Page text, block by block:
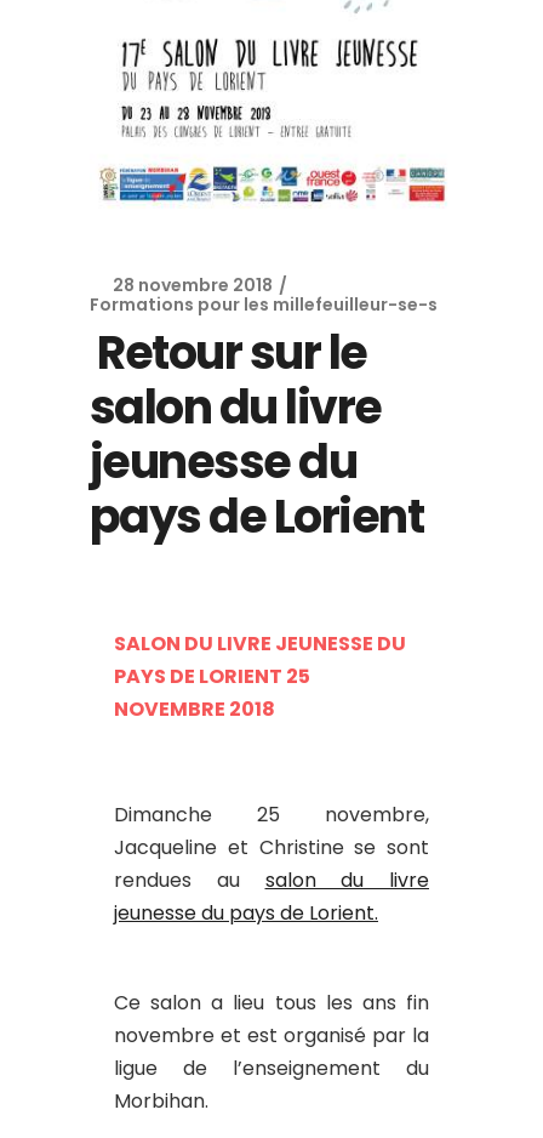
28 novembre 2018
Formations pour les millefeuilleur-se-s
Retour sur le
salon du livre
jeunesse du
pays de Lorient
SALON DU LIVRE JEUNESSE DU
PAYS DE LORIENT 25
NOVEMBRE 2018
Dimanche 25 novembre,
Jacqueline et Christine se sont
rendues au salon du livre
jeunesse du pays de Lorient.
Ce salon a lieu tous les ans fin
novembre et est organisé par la
ligue de l’enseignement du
Morbihan.